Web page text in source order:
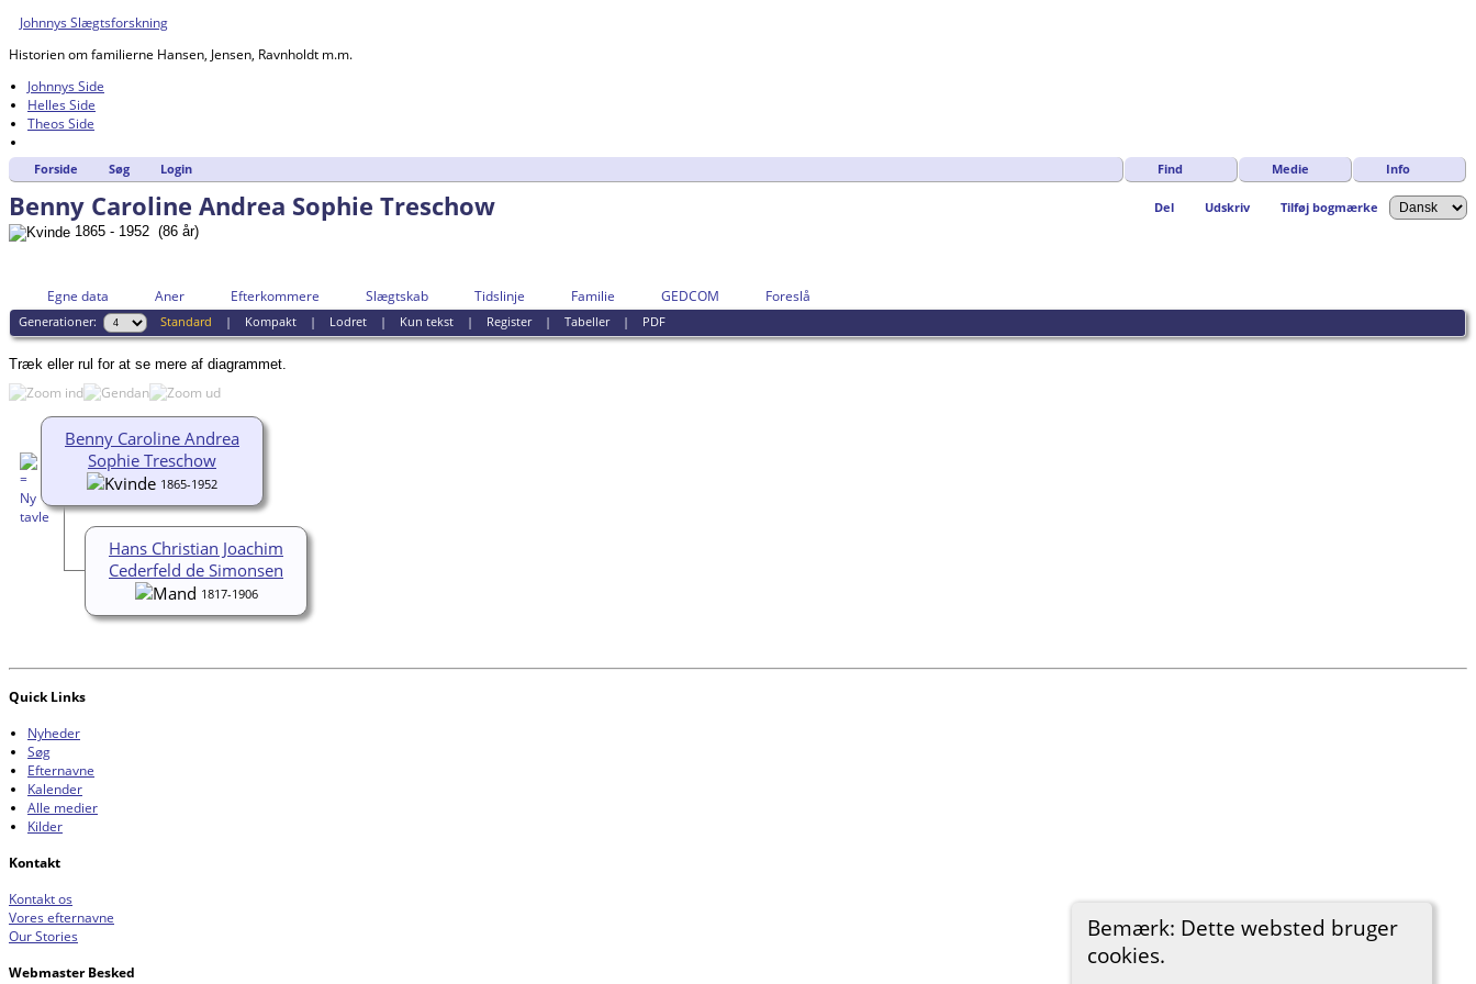
Johnnys Slægtsforskning
Historien om familierne Hansen, Jensen, Ravnholdt m.m.
Johnnys Side
Helles Side
Theos Side
Find Medie Info
Forside Søg Login
Del Udskriv Tilføj bogmærke
Bemærk: Dette websted bruger
cookies.
Benny Caroline Andrea Sophie Treschow
1865 - 1952 (86 år)
Egne data Aner Efterkommere Slægtskab Tidslinje Familie GEDCOM Foreslå
Generationer: Standard | Kompakt| Lodret| Kun tekst| Register| Tabeller| PDF
Træk eller rul for at se mere af diagrammet.
Benny Caroline Andrea
Sophie Treschow
1865-1952
Hans Christian Joachim
Cederfeld de Simonsen
1817-1906
Quick Links
Nyheder
Søg
Efternavne
Kalender
Alle medier
Kilder
Kontakt
Kontakt os
Vores efternavne
Our Stories
Webmaster Besked